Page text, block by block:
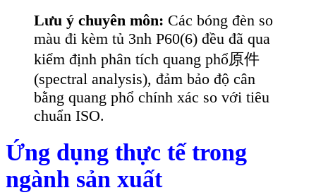
Lưu ý chuyên môn: Các bóng đèn so
màu đi kèm tủ 3nh P60(6) đều đã qua
kiểm định phân tích quang phổ原件
(spectral analysis), đảm bảo độ cân
bằng quang phổ chính xác so với tiêu
chuẩn ISO.
Ứng dụng thực tế trong
ngành sản xuất